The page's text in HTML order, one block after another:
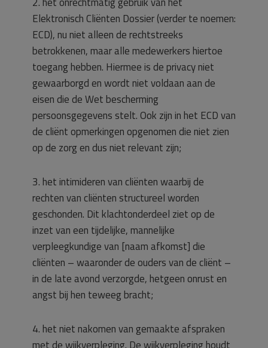
Elektronisch Cliënten Dossier (verder te noemen:
ECD), nu niet alleen de rechtstreeks
betrokkenen, maar alle medewerkers hiertoe
toegang hebben. Hiermee is de privacy niet
gewaarborgd en wordt niet voldaan aan de
eisen die de Wet bescherming
persoonsgegevens stelt. Ook zijn in het ECD van
de cliënt opmerkingen opgenomen die niet zien
op de zorg en dus niet relevant zijn;
3. het intimideren van cliënten waarbij de
rechten van cliënten structureel worden
geschonden. Dit klachtonderdeel ziet op de
inzet van een tijdelijke, mannelijke
verpleegkundige van [naam afkomst] die
cliënten – waaronder de ouders van de cliënt –
in de late avond verzorgde, hetgeen onrust en
angst bij hen teweeg bracht;
4. het niet nakomen van gemaakte afspraken